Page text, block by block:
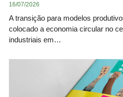
16/07/2026
A transição para modelos
colocado a economia circular no
industriais em…